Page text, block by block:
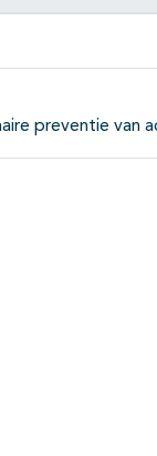
preventie van